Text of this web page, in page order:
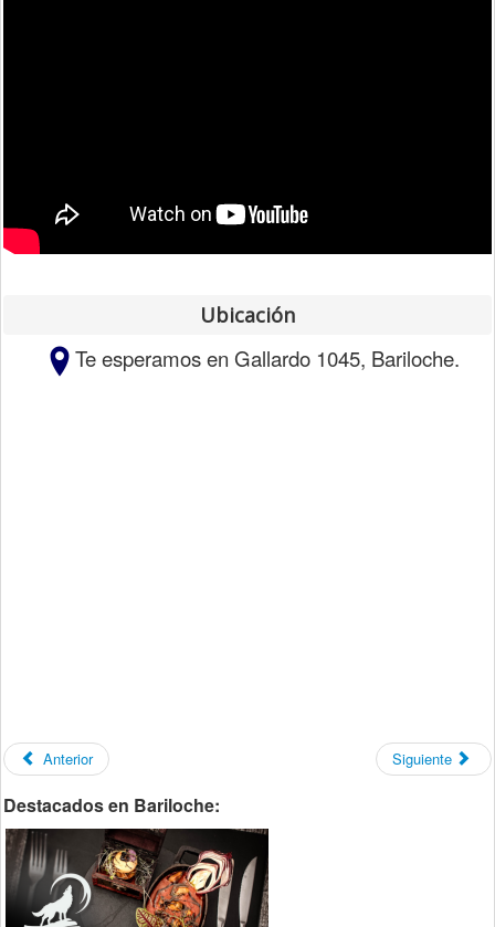
Ubicación
Te esperamos en Gallardo 1045, Bariloche.
Anterior Siguiente
Destacados en Bariloche: